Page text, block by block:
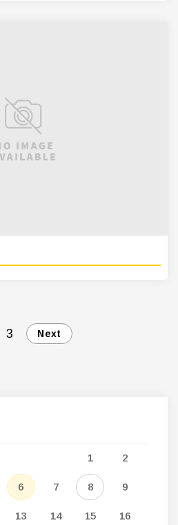
3 Next
1 2
6 7 8 9
13 14 15 16